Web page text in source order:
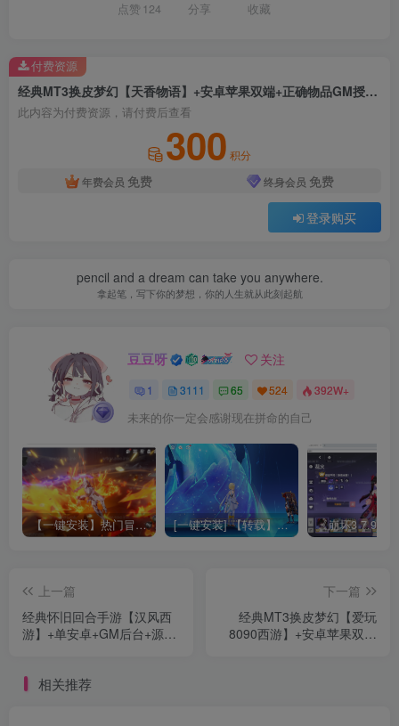
点赞 124 分享 收藏
经典MT3换皮梦幻【天香物语】+安卓苹果双端+正确物品GM授权后台+全套源码+Linux手工服务端+详细搭建教程
此内容为付费资源，请付费后查看
300 积分
年费会员 免费 终身会员 免费
登录购买
付费资源
pencil and a dream can take you anywhere.
拿起笔，写下你的梦想，你的人生就从此刻起航
豆豆呀 关注
1 3111 65 524 392W+
未来的你一定会感谢现在拼命的自己
【一键安装】热门冒险策略类游戏崩坏：星穹铁道全新2.3版本一键端+一键代理+一键启动+免虚拟机 [一键安装] 【转载】原神3.4真端服务端+源码+配套客户端+详尽说明+GM工具+源码说明文件
上一篇
经典怀旧回合手游【汉风西
游】+单安卓+GM后台+源码
下一篇
经典MT3换皮梦幻【爱玩
8090西游】+安卓苹果双端
相关推荐